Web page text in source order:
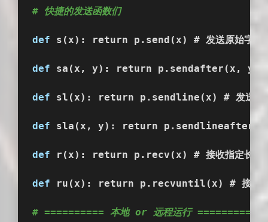
# 快捷的发送函数们
def s(x): return p.send(x) # 发送原始字节
def sa(x, y): return p.sendafter(x, y) #
def sl(x): return p.sendline(x) # 发送一行
def sla(x, y): return p.sendlineafter(x,
def r(x): return p.recv(x) # 接收指定长度
def ru(x): return p.recvuntil(x) # 接收到特
# ========== 本地 or 远程运行 ==========